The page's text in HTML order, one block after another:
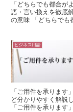
「どちらでも都合が
語・言い換えを徹底
の意味 「どちらでも
ビジネス用語
「ご用件を承ります
ど分かりやすく解説
「ご用件を承ります